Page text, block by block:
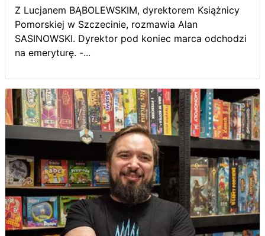
Z Lucjanem BĄBOLEWSKIM, dyrektorem Książnicy
Pomorskiej w Szczecinie, rozmawia Alan
SASINOWSKI. Dyrektor pod koniec marca odchodzi
na emeryturę. -...